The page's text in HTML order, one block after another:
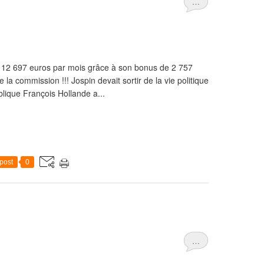
697 euros par mois grâce à son bonus de 2 757
la commission !!! Jospin devait sortir de la vie politique
François Hollande a...
0
…